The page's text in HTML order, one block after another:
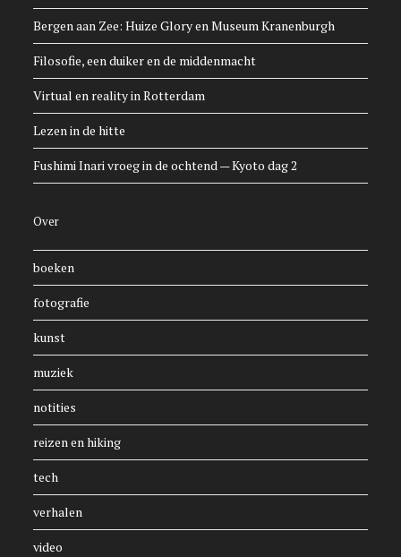
Bergen aan Zee: Huize Glory en Museum Kranenburgh
Filosofie, een duiker en de middenmacht
Virtual en reality in Rotterdam
Lezen in de hitte
Fushimi Inari vroeg in de ochtend — Kyoto dag 2
Over
boeken
fotografie
kunst
muziek
notities
reizen en hiking
tech
verhalen
video